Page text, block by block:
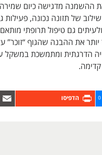
ההשמנה מדגישה כיום
של תזונה נכונה, פעילות
גם טיפול תרופתי
את ההבנה שהגוף “זוכר”
הדרגתית ומתמשכת במשקל
0